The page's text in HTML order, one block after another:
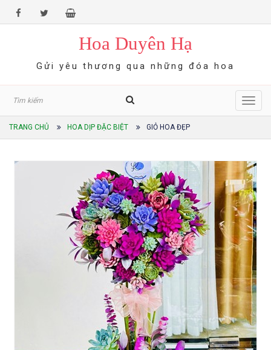
Hoa Duyên Hạ
Gửi yêu thương qua những đóa hoa
TRANG CHỦ HOA DỊP ĐẶC BIỆT GIỎ HOA ĐẸP